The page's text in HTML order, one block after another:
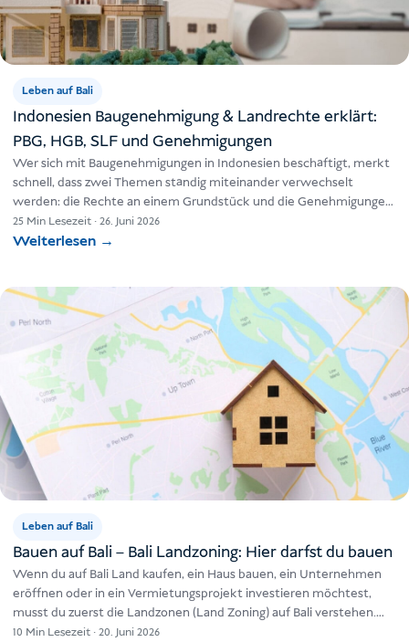
Leben auf Bali
Indonesien Baugenehmigung & Landrechte erklärt:
PBG, HGB, SLF und Genehmigungen
Wer sich mit Baugenehmigungen in Indonesien beschäftigt, merkt
schnell, dass zwei Themen ständig miteinander verwechselt
werden: die Rechte an einem Grundstück und die Genehmigungen
für das Bauvorhaben auf…
25 Min Lesezeit ·26. Juni 2026
Weiterlesen →
Leben auf Bali
Bauen auf Bali – Bali Landzoning: Hier darfst du bauen
Wenn du auf Bali Land kaufen, ein Haus bauen, ein Unternehmen
eröffnen oder in ein Vermietungsprojekt investieren möchtest,
musst du zuerst die Landzonen (Land Zoning) auf Bali verstehen.…
10 Min Lesezeit ·20. Juni 2026